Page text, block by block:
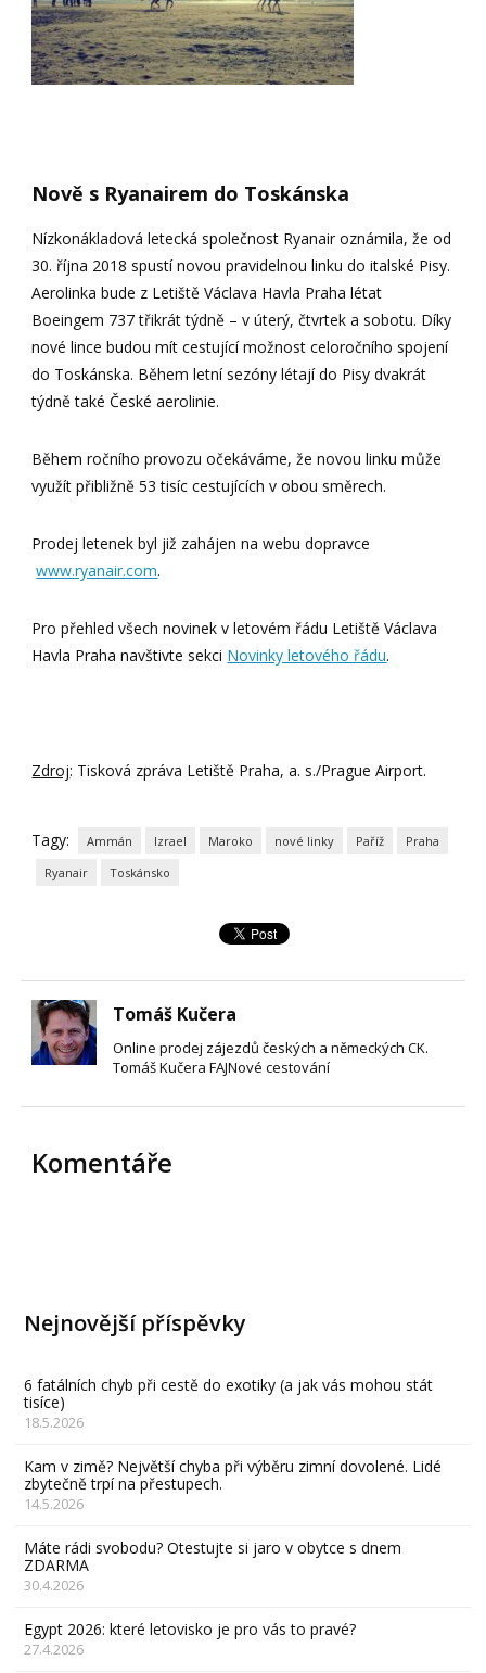
Nově s Ryanairem do Toskánska
Nízkonákladová letecká společnost Ryanair oznámila, že od
30. října 2018 spustí novou pravidelnou linku do italské Pisy.
Aerolinka bude z Letiště Václava Havla Praha létat
Boeingem 737 třikrát týdně – v úterý, čtvrtek a sobotu. Díky
nové lince budou mít cestující možnost celoročního spojení
do Toskánska. Během letní sezóny létají do Pisy dvakrát
týdně také České aerolinie.
Během ročního provozu očekáváme, že novou linku může
využít přibližně 53 tisíc cestujících v obou směrech.
Prodej letenek byl již zahájen na webu dopravce
www.ryanair.com.
Pro přehled všech novinek v letovém řádu Letiště Václava
Havla Praha navštivte sekci Novinky letového řádu.
Zdroj: Tisková zpráva Letiště Praha, a. s./Prague Airport.
Tagy: Ammán Izrael Maroko nové linky Paříž
Praha
Ryanair
Toskánsko
Tomáš Kučera
Online prodej zájezdů českých a německých CK.
Tomáš Kučera FAJNové cestování
Komentáře
Nejnovější příspěvky
6 fatálních chyb při cestě do exotiky (a jak vás mohou stát
tisíce)
18.5.2026
Kam v zimě? Největší chyba při výběru zimní dovolené. Lidé
zbytečně trpí na přestupech.
14.5.2026
Máte rádi svobodu? Otestujte si jaro v obytce s dnem
ZDARMA
30.4.2026
Egypt 2026: které letovisko je pro vás to pravé?
27.4.2026